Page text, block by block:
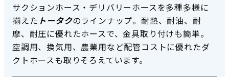
サクションホース・デリバリーホースを多種多様に
揃えた トータクのラインナップ。耐熱、耐油、耐
摩、耐圧に優れたホースで、金具取り付けも簡単。
空調用、換気用、農業用など配管コストに優れたダ
クトホースも取りそろえています。